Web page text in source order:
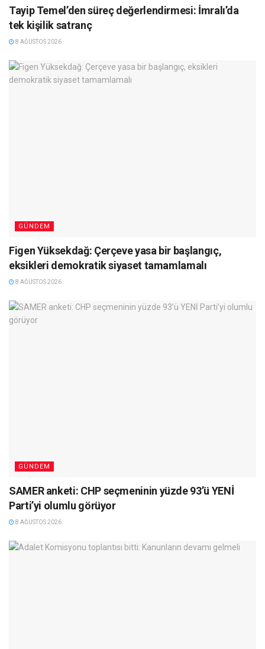
Tayip Temel’den süreç değerlendirmesi: İmralı’da
tek kişilik satranç
8 AĞUSTOS 2026
GÜNDEM
Figen Yüksekdağ: Çerçeve yasa bir başlangıç,
eksikleri demokratik siyaset tamamlamalı
8 AĞUSTOS 2026
GÜNDEM
SAMER anketi: CHP seçmeninin yüzde 93’ü YENİ
Parti’yi olumlu görüyor
8 AĞUSTOS 2026